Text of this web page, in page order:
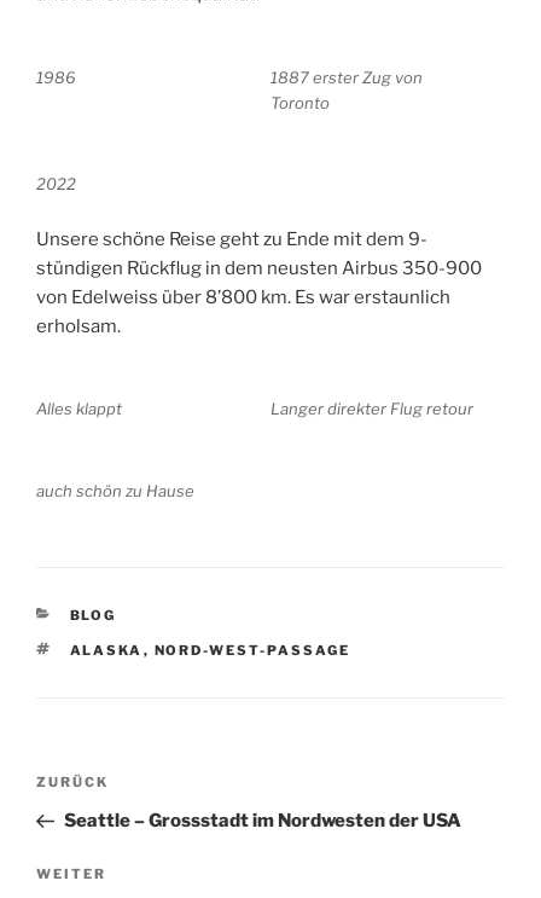
1986
1887 erster Zug von
Toronto
2022
Unsere schöne Reise geht zu Ende mit dem 9-
stündigen Rückflug in dem neusten Airbus 350-900
von Edelweiss über 8’800 km. Es war erstaunlich
erholsam.
Alles klappt Langer direkter Flug retour
auch schön zu Hause
KATEGORIEN
BLOG
SCHLAGWÖRTER
ALASKA , NORD-WEST-PASSAGE
Beitragsnavigation
Vorheriger
Beitrag
ZURÜCK
Seattle – Grossstadt im Nordwesten der USA
Nächster
WEITER